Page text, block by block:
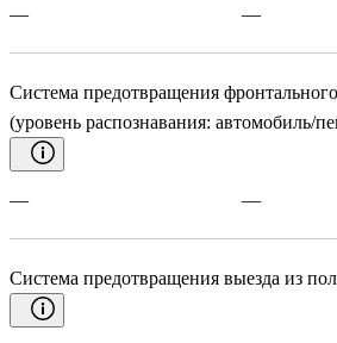
— —
Система предотвращения
(уровень распознавания: автомобиль/
— —
Система предотвращения выезда из